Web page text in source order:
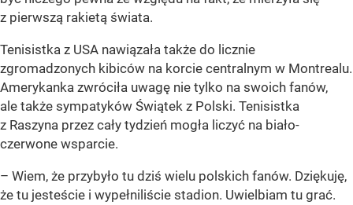
z pierwszą rakietą świata.
Tenisistka z USA nawiązała także do licznie
zgromadzonych kibiców na korcie centralnym w Montrealu.
Amerykanka zwróciła uwagę nie tylko na swoich fanów,
ale także sympatyków Świątek z Polski. Tenisistka
z Raszyna przez cały tydzień mogła liczyć na biało-
czerwone wsparcie.
– Wiem, że przybyło tu dziś wielu polskich fanów. Dziękuję,
że tu jesteście i wypełniliście stadion. Uwielbiam tu grać.